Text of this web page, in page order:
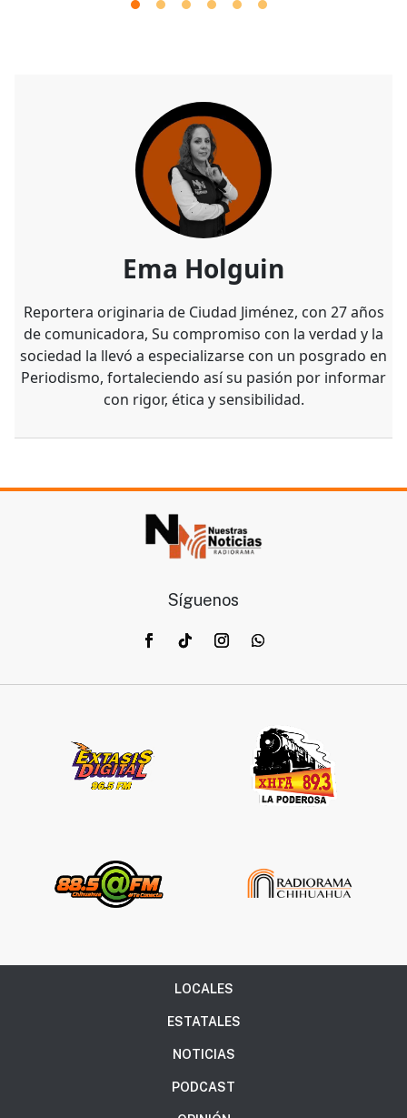
Ema Holguin
Reportera originaria de Ciudad Jiménez, con 27 años
de comunicadora, Su compromiso con la verdad y la
sociedad la llevó a especializarse con un posgrado en
Periodismo, fortaleciendo así su pasión por informar
con rigor, ética y sensibilidad.
Síguenos
LOCALES
ESTATALES
NOTICIAS
PODCAST